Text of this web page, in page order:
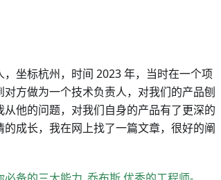
坐标杭州，时间 2023 年，当时在一个项
方做为一个技术负责人，对我们的产品刨
他的问题，对我们自身的产品有了更深的
成长，我在网上找了一篇文章，很好的阐